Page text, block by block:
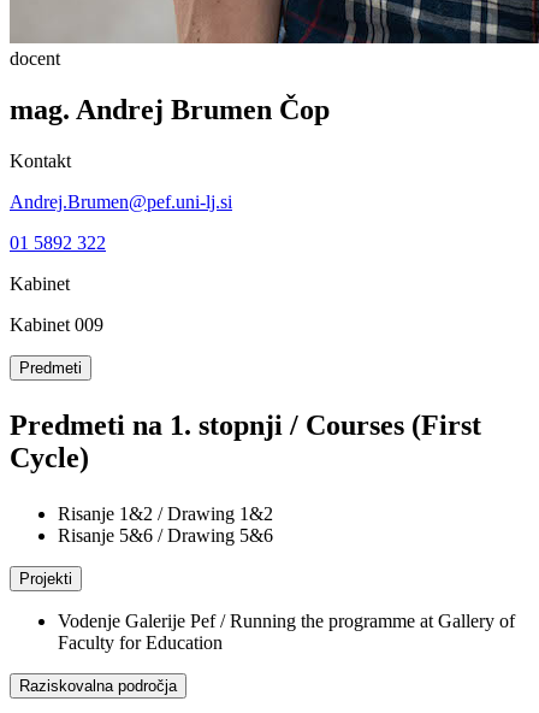
docent
mag. Andrej Brumen Čop
Kontakt
Andrej.Brumen@pef.uni-lj.si
01 5892 322
Kabinet
Kabinet 009
Predmeti
Predmeti na 1. stopnji / Courses (First
Cycle)
Risanje 1&2 / Drawing 1&2
Risanje 5&6 / Drawing 5&6
Projekti
Vodenje Galerije Pef / Running the programme at Gallery of
Faculty for Education
Raziskovalna področja